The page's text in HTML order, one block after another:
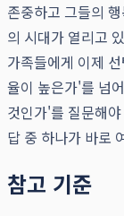
존중하고 그들의
의 시대가 열리고
가족들에게 이제
율이 높은가'를 넘
것인가'를 질문해
답 중 하나가 바로
참고 기준